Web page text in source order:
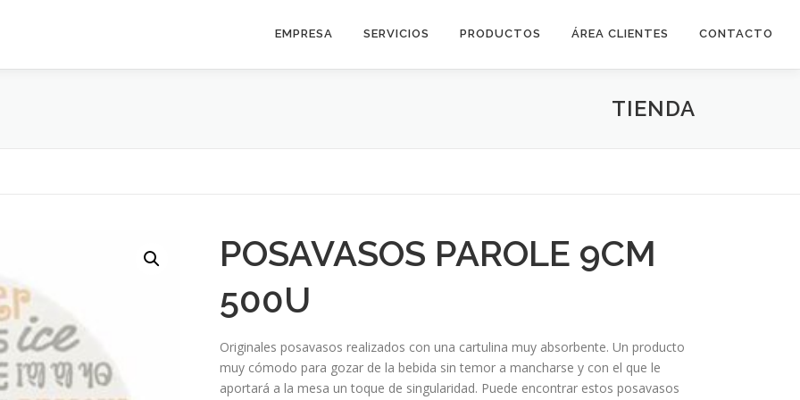
EMPRESA SERVICIOS PRODUCTOS ÁREA CLIENTES CONTACTO
TIENDA
POSAVASOS PAROLE 9CM
500U
Originales posavasos realizados con una cartulina muy absorbente. Un producto
muy cómodo para gozar de la bebida sin temor a mancharse y con el que le
aportará a la mesa un toque de singularidad. Puede encontrar estos posavasos